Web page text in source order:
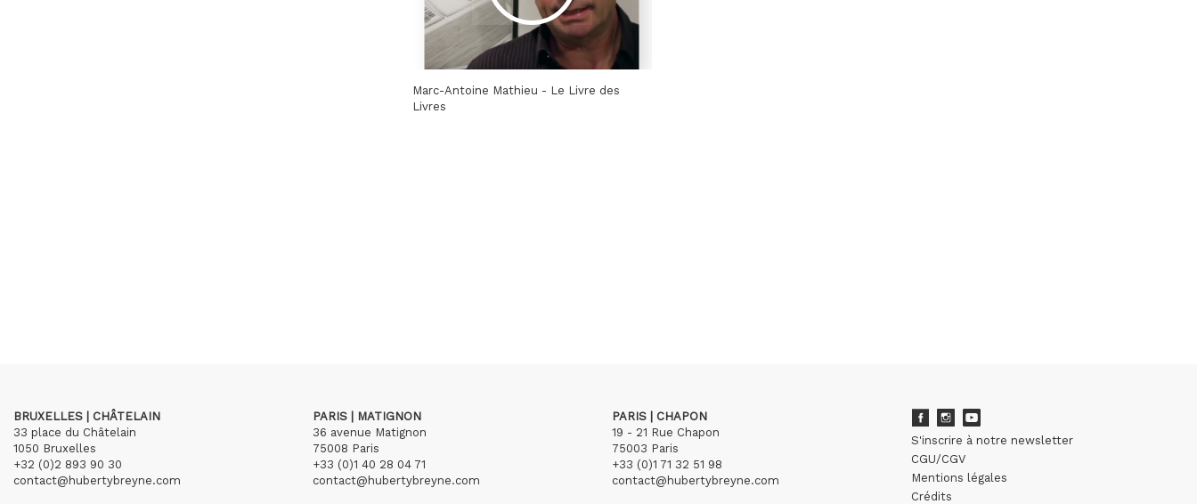
Marc-Antoine Mathieu - Le Livre des
Livres
BRUXELLES | CHÂTELAIN
33 place du Châtelain
1050 Bruxelles
+32 (0)2 893 90 30
contact@hubertybreyne.com
PARIS | MATIGNON
36 avenue Matignon
75008 Paris
+33 (0)1 40 28 04 71
contact@hubertybreyne.com
PARIS | CHAPON
19 - 21 Rue Chapon
75003 Paris
+33 (0)1 71 32 51 98
contact@hubertybreyne.com
S'inscrire à notre newsletter
CGU/CGV
Mentions légales
Crédits